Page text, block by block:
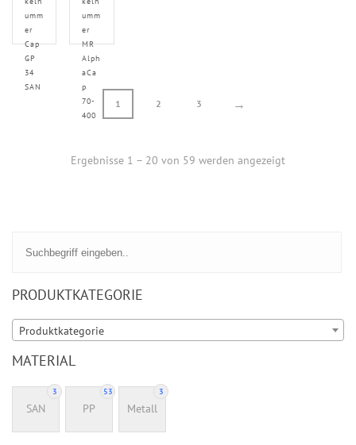
umm
er
Cap
GP
34
SAN
umm
er
MR
Alph
aCa
p
70-
400
1 2 3 →
Ergebnisse 1 – 20 von 59 werden angezeigt
PRODUKTKATEGORIE
Produktkategorie
MATERIAL
3
SAN
53
PP
3
Metall